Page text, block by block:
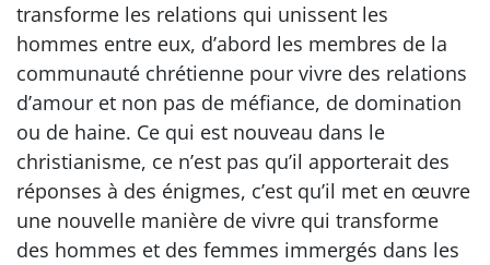
transforme les relations qui unissent les
hommes entre eux, d’abord les membres de la
communauté chrétienne pour vivre des relations
d’amour et non pas de méfiance, de domination
ou de haine. Ce qui est nouveau dans le
christianisme, ce n’est pas qu’il apporterait des
réponses à des énigmes, c’est qu’il met en œuvre
une nouvelle manière de vivre qui transforme
des hommes et des femmes immergés dans les